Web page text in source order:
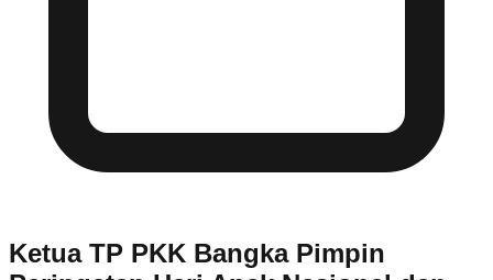
Ketua TP PKK Bangka Pimpin